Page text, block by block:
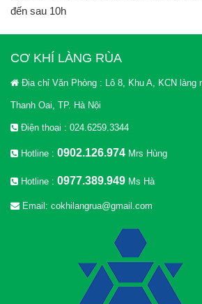
đến sau 10h
CƠ KHÍ LÀNG RÙA
Địa chỉ Văn Phòng : Lô 8, Khu A, KCN làng
Thanh Oai, TP. Hà Nội
Điện thoại : 024.6259.3344
Hotline : 0902.126.974 Mrs Hùng
Hotline : 0977.389.949 Ms Hà
Email: cokhilangrua@gmail.com